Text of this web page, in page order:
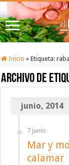
Inicio » Etiqueta:
Archivo de
junio, 2014
7 junio
Mar y
calamar